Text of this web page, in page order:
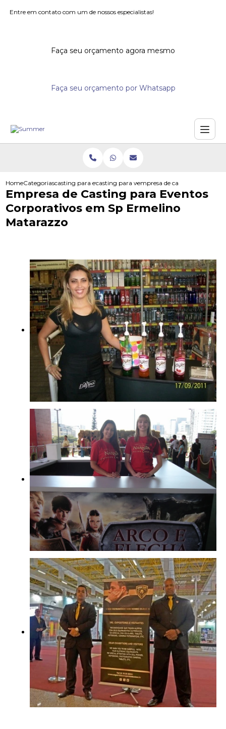
Entre em contato com um de nossos especialistas!
Faça seu orçamento agora mesmo
Faça seu orçamento por Whatsapp
HomeCategoriascasting para eventoscasting para workshopsempresa de casting para
Empresa de Casting para Eventos
Corporativos em Sp Ermelino
Matarazzo